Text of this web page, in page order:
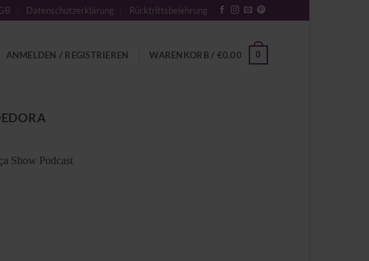
Datenschutzerklärung Rücktrittsbelehrung
ANMELDEN / REGISTRIEREN WARENKORB / €0.00 0